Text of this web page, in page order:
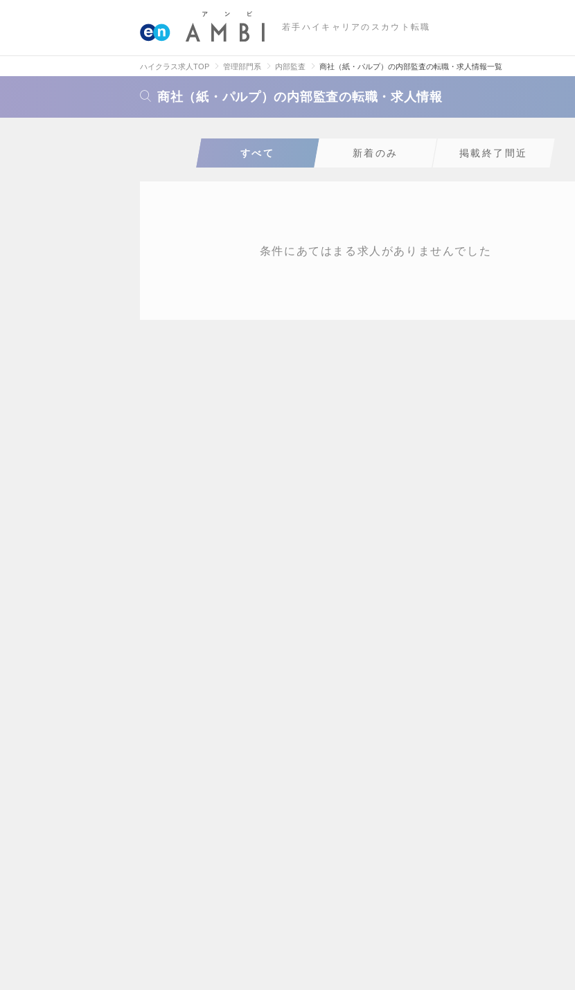
若手ハイキャリアのスカウト転職
ハイクラス求人TOP 管理部門系 内部監査 商社（紙・パルプ）の内部監査の転職・求人情報一覧
商社（紙・パルプ）の内部監査の転職・求人情報
すべて 新着のみ 掲載終了間近
条件にあてはまる求人がありませんでした